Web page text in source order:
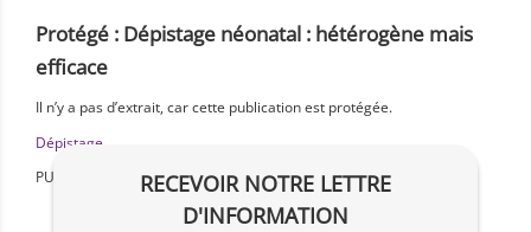
Protégé : Dépistage néonatal : hétérogène mais
efficace
Il n’y a pas d’extrait, car cette publication est protégée.
Dépistage
PUBLIÉ LE : 16 mai 2025RECEVOIR NOTRE LETTRE
D'INFORMATION